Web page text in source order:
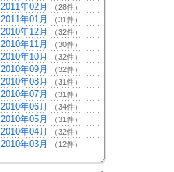
2011年02月 （28件）
2011年01月 （31件）
2010年12月 （32件）
2010年11月 （30件）
2010年10月 （32件）
2010年09月 （32件）
2010年08月 （31件）
2010年07月 （31件）
2010年06月 （34件）
2010年05月 （31件）
2010年04月 （32件）
2010年03月 （12件）